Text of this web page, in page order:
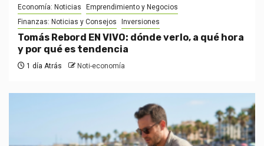
Economía: Noticias
Emprendimiento y Negocios
Finanzas: Noticias y Consejos
Inversiones
Tomás Rebord EN VIVO: dónde verlo, a qué hora
y por qué es tendencia
1 día Atrás Noti-economía